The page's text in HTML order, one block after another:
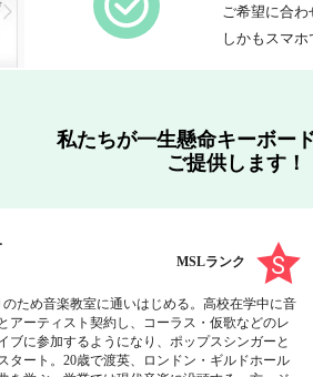
ご希望に合わ
しかもスマホ
私たちが一生懸命キーボー
ご提供します！
MSLランク
ため音楽教室に通いはじめる。高校在学中に音
アーティスト契約し、コーラス・仮歌などのレ
ブに参加するようになり、ポップスシンガーと
タート。20歳で渡英、ロンドン・ギルドホール